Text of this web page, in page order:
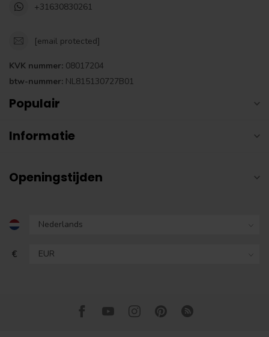
+31630830261
[email protected]
KVK nummer: 08017204
btw-nummer: NL815130727B01
Populair
Informatie
Openingstijden
€